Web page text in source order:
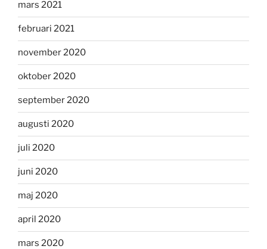
mars 2021
februari 2021
november 2020
oktober 2020
september 2020
augusti 2020
juli 2020
juni 2020
maj 2020
april 2020
mars 2020